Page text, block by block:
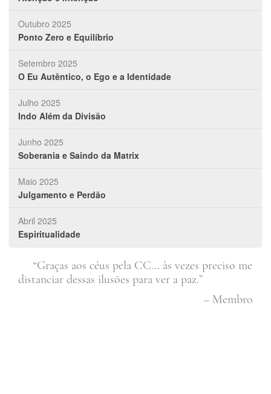
Outubro 2025
Ponto Zero e Equilíbrio
Setembro 2025
O Eu Autêntico, o Ego e a Identidade
Julho 2025
Indo Além da Divisão
Junho 2025
Soberania e Saindo da Matrix
Maio 2025
Julgamento e Perdão
Abril 2025
Espiritualidade
“Graças aos céus pela CC... às vezes preciso me
distanciar dessas ilusões para ver a paz.”
– Membro